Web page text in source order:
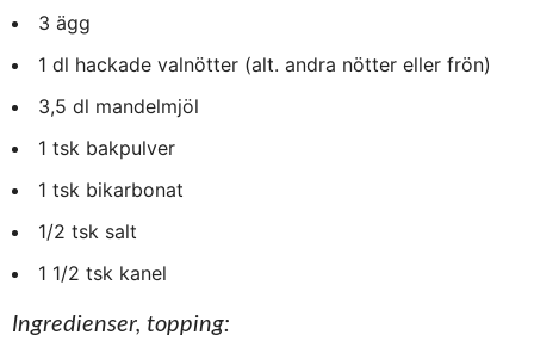
3 ägg
1 dl hackade valnötter (alt. andra nötter eller frön)
3,5 dl mandelmjöl
1 tsk bakpulver
1 tsk bikarbonat
1/2 tsk salt
1 1/2 tsk kanel
Ingredienser, topping: